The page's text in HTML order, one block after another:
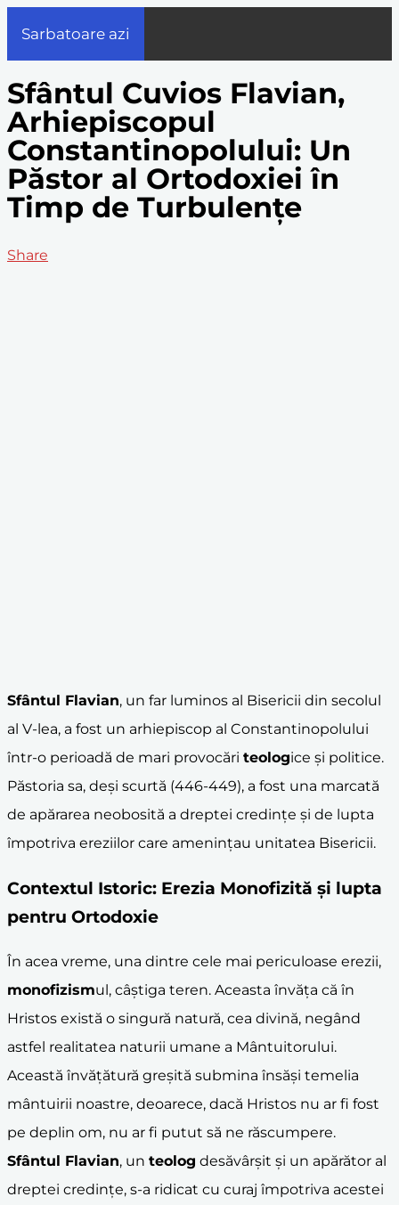
Sarbatoare azi
Sfântul Cuvios Flavian,
Arhiepiscopul
Constantinopolului: Un
Păstor al Ortodoxiei în
Timp de Turbulențe
Share
Sfântul Flavian, un far luminos al Bisericii din secolul
al V-lea, a fost un arhiepiscop al Constantinopolului
într-o perioadă de mari provocări teologice și politice.
Păstoria sa, deși scurtă (446-449), a fost una marcată
de apărarea neobosită a dreptei credințe și de lupta
împotriva ereziilor care amenințau unitatea Bisericii.
Contextul Istoric: Erezia Monofizită și lupta
pentru Ortodoxie
În acea vreme, una dintre cele mai periculoase erezii,
monofizismul, câștiga teren. Aceasta învăța că în
Hristos există o singură natură, cea divină, negând
astfel realitatea naturii umane a Mântuitorului.
Această învățătură greșită submina însăși temelia
mântuirii noastre, deoarece, dacă Hristos nu ar fi fost
pe deplin om, nu ar fi putut să ne răscumpere.
Sfântul Flavian, un teolog desăvârșit și un apărător al
dreptei credințe, s-a ridicat cu curaj împotriva acestei